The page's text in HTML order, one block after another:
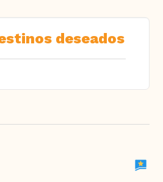
deseados